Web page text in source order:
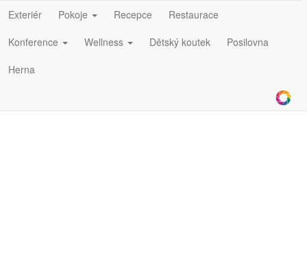
Exteriér Pokoje Recepce
Restaurace
Konference
Wellness Dětský koutek
Posilovna
Herna